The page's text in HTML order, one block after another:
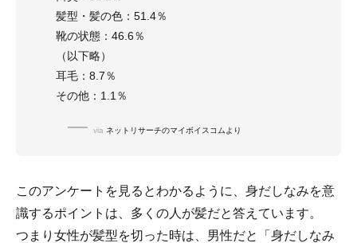
髪型・髪の色：51.4％
靴の状態：46.6％
（以下略）
耳毛：8.7％
その他：1.1％
via ネットリサーチのマイボイスコムより
このアンケートを見るとわかるように、身だしなみを意
識するポイントは、多くの人が髪だと答えています。
つまり女性が髪型を切った時は、男性だと「身だしなみ